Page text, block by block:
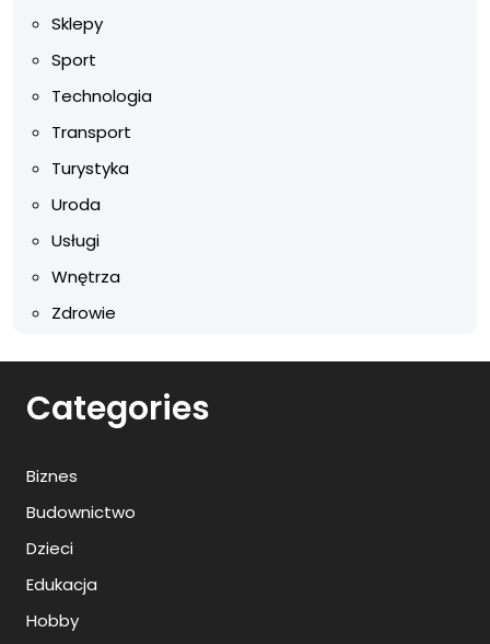
Sklepy
Sport
Technologia
Transport
Turystyka
Uroda
Usługi
Wnętrza
Zdrowie
Categories
Biznes
Budownictwo
Dzieci
Edukacja
Hobby